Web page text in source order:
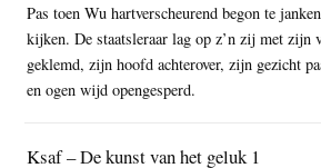
Pas toen Wu hartverscheurend begon te
kijken. De staatsleraar lag op z’n zij met zijn
geklemd, zijn hoofd achterover, zijn gezicht
en ogen wijd opengesperd.
Ksaf – De kunst van het geluk 1